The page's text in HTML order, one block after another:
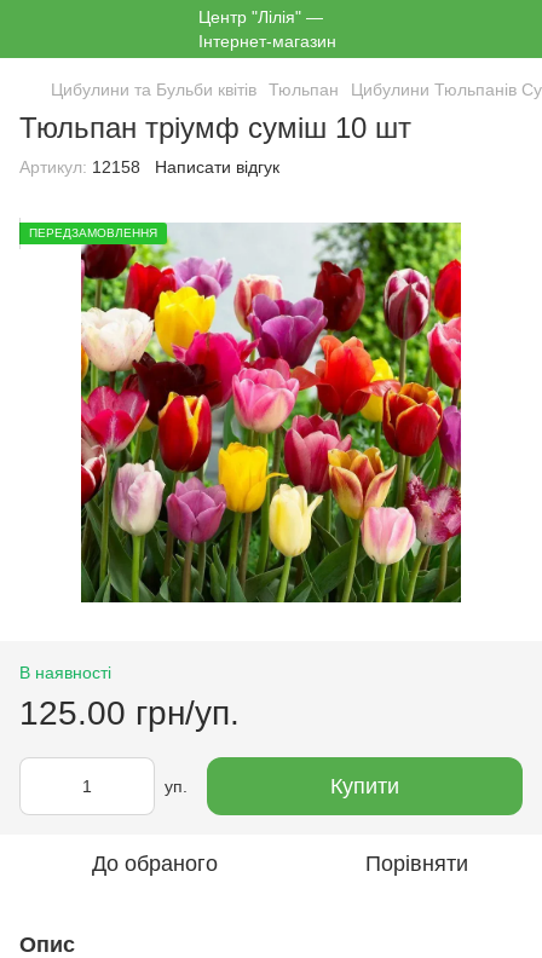
Цибулини та Бульби квітів Тюльпан Цибулини Тюльпанів
Тюльпан тріумф суміш 10 шт
Артикул: 12158 Написати відгук
ПЕРЕДЗАМОВЛЕННЯ
В наявності
125.00 грн/уп.
уп. Купити
До обраного Порівняти
Опис